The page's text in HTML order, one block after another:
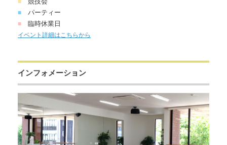
■ パーティー
■ 臨時休業日
イベント詳細はこちらから
インフォメーション